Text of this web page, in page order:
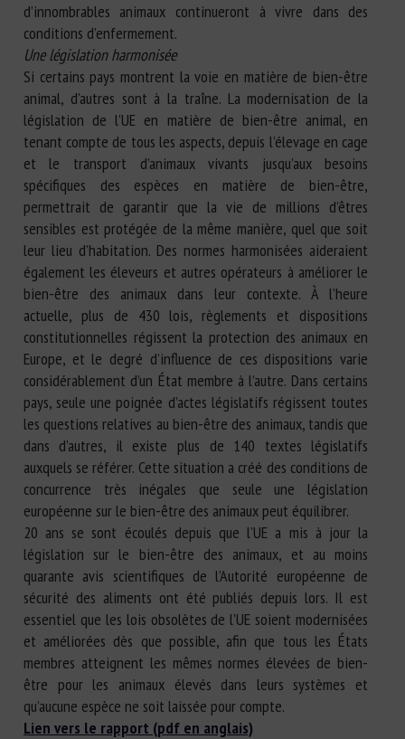
d’innombrables animaux continueront à vivre dans des
conditions d’enfermement.
Une législation harmonisée
Si certains pays montrent la voie en matière de bien-être
animal, d’autres sont à la traîne. La modernisation de la
législation de l’UE en matière de bien-être animal, en
tenant compte de tous les aspects, depuis l’élevage en cage
et le transport d’animaux vivants jusqu’aux besoins
spécifiques des espèces en matière de bien-être,
permettrait de garantir que la vie de millions d’êtres
sensibles est protégée de la même manière, quel que soit
leur lieu d’habitation. Des normes harmonisées aideraient
également les éleveurs et autres opérateurs à améliorer le
bien-être des animaux dans leur contexte. À l’heure
actuelle, plus de 430 lois, règlements et dispositions
constitutionnelles régissent la protection des animaux en
Europe, et le degré d’influence de ces dispositions varie
considérablement d’un État membre à l’autre. Dans certains
pays, seule une poignée d’actes législatifs régissent toutes
les questions relatives au bien-être des animaux, tandis que
dans d’autres, il existe plus de 140 textes législatifs
auxquels se référer. Cette situation a créé des conditions de
concurrence très inégales que seule une législation
européenne sur le bien-être des animaux peut équilibrer.
20 ans se sont écoulés depuis que l’UE a mis à jour la
législation sur le bien-être des animaux, et au moins
quarante avis scientifiques de l’Autorité européenne de
sécurité des aliments ont été publiés depuis lors. Il est
essentiel que les lois obsolètes de l’UE soient modernisées
et améliorées dès que possible, afin que tous les États
membres atteignent les mêmes normes élevées de bien-
être pour les animaux élevés dans leurs systèmes et
qu’aucune espèce ne soit laissée pour compte.
Lien vers le rapport (pdf en anglais)